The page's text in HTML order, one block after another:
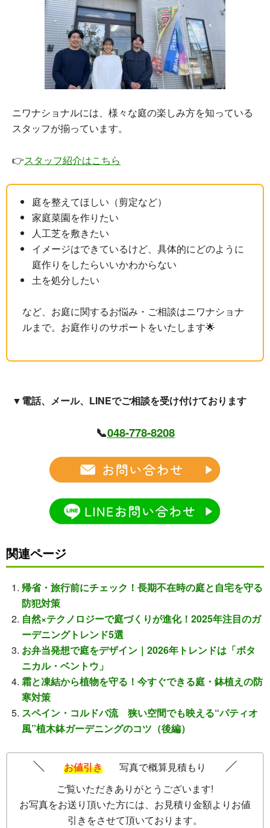
ニワナショナルには、様々な庭の楽しみ方を知っている
スタッフが揃っています。
👉スタッフ紹介はこちら
庭を整えてほしい（剪定など）
家庭菜園を作りたい
人工芝を敷きたい
イメージはできているけど、具体的にどのように
庭作りをしたらいいかわからない
土を処分したい
など、お庭に関するお悩み・ご相談はニワナショナ
ルまで。お庭作りのサポートをいたします🌟
▼電話、メール、LINEでご相談を受け付けております
📞048-778-8208
関連ページ
帰省・旅行前にチェック！長期不在時の庭と自宅を守る
防犯対策
自然×テクノロジーで庭づくりが進化！2025年注目のガ
ーデニングトレンド5選
お弁当発想で庭をデザイン｜2026年トレンドは「ボタ
ニカル・ベントウ」
霜と凍結から植物を守る！今すぐできる庭・鉢植えの防
寒対策
スペイン・コルドバ流 狭い空間でも映える“パティオ
風”植木鉢ガーデニングのコツ（後編）
お値引き
写真で概算見積もり
ご覧いただきありがとうございます!
お写真をお送り頂いた方には、お見積り金額よりお値
引きをさせて頂いております。